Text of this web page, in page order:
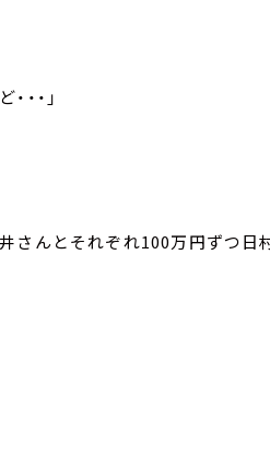
・・」
さんとそれぞれ100万円ずつ日